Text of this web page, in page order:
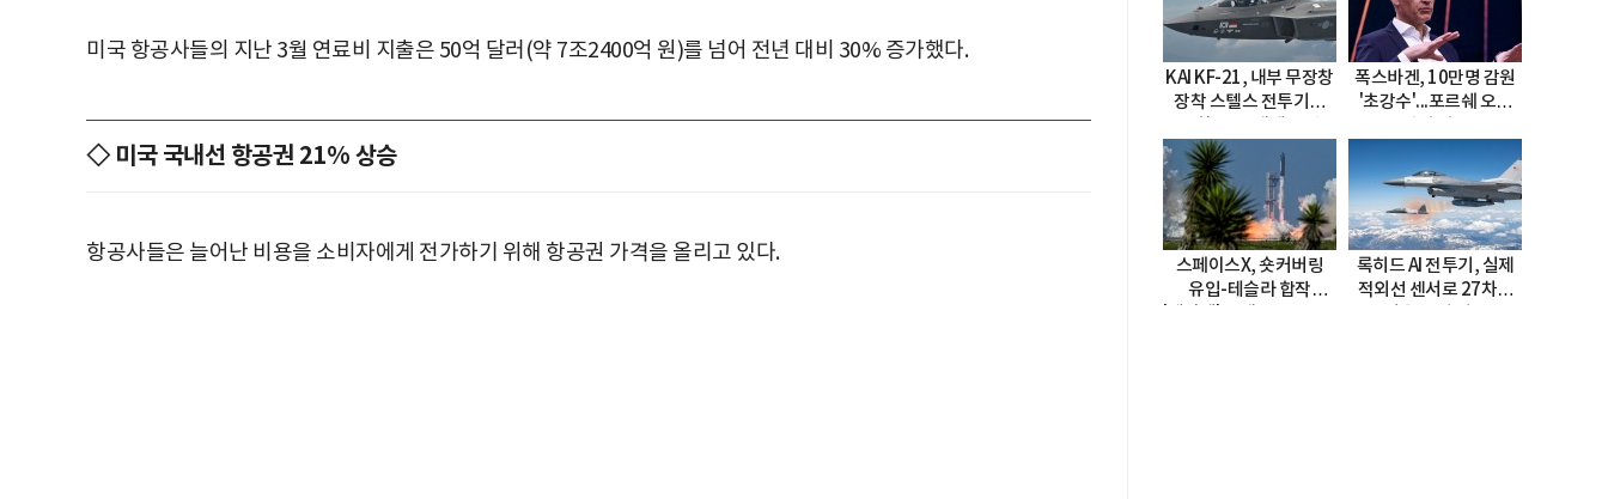
미국 항공사들의 지난 3월 연료비 지출은 50억 달러(약 7조2400억 원)를 넘어 전년 대비 30% 증가했다.
◇ 미국 국내선 항공권 21% 상승
항공사들은 늘어난 비용을 소비자에게 전가하기 위해 항공권 가격을 올리고 있다.
KAI KF-21, 내부 무장창
장착 스텔스 전투기로
폭스바겐, 10만명 감원
'초강수'...포르쉐 오너
스페이스X, 숏커버링
유입-테슬라 합작
록히드 AI 전투기, 실제
적외선 센서로 27차례